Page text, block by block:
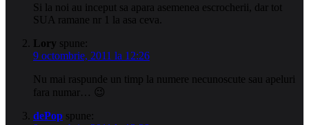
Si la noi au inceput sa apara asemenea escrocherii, dar tot
SUA ramane nr 1 la asa ceva.
Lory spune:
9 octombrie, 2011 la 12:26
Nu mai raspunde un timp la numere necunoscute sau apeluri
fara numar… 😉
dePop spune: